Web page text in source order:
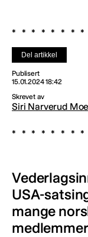
Del artikkel
Publisert
15.01.2024 18:42
Skrevet av
Siri Narverud
USA-
mange